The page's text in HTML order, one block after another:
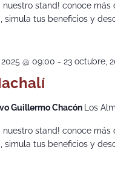
nuestro stand! conoce
simula tus beneficios y
@ 09:00 - 23 octubre,
Guillermo Chacón Los
nuestro stand! conoce
simula tus beneficios y